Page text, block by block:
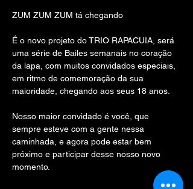
ZUM ZUM ZUM tá chegando
É o novo projeto do TRIO RAPACUIA, será
uma série de Bailes semanais no coração
da lapa, com muitos convidados especiais,
em ritmo de comemoração da sua
maioridade, chegando aos seus 18 anos.
Nosso maior convidado é você, que
sempre esteve com a gente nessa
caminhada, e agora pode estar bem
próximo e participar desse nosso novo
momento.